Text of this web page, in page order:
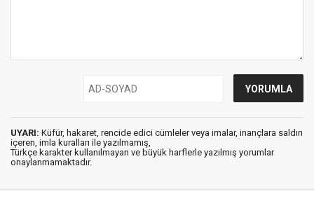
UYARI: Küfür, hakaret, rencide edici cümleler veya imalar, inançlara saldırı
içeren, imla kuralları ile yazılmamış,
Türkçe karakter kullanılmayan ve büyük harflerle yazılmış yorumlar
onaylanmamaktadır.